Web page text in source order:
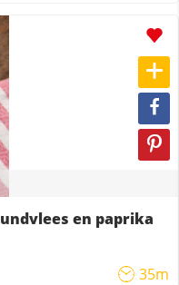
en paprika
35m